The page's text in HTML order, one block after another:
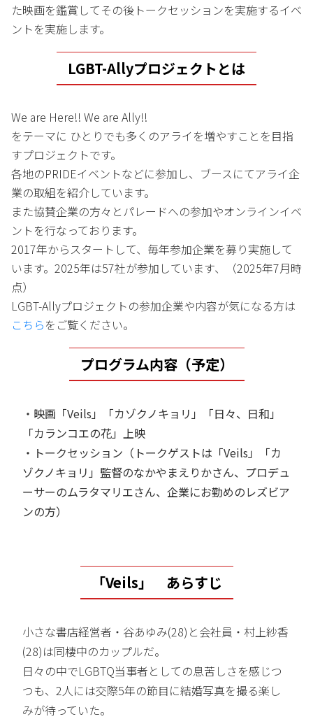
た映画を鑑賞してその後トークセッションを実施するイベ
ントを実施します。
LGBT-Allyプロジェクトとは
We are Here!! We are Ally!!
をテーマに ひとりでも多くのアライを増やすことを目指
すプロジェクトです。
各地のPRIDEイベントなどに参加し、ブースにてアライ企
業の取組を紹介しています。
また協賛企業の方々とパレードへの参加やオンラインイベ
ントを行なっております。
2017年からスタートして、毎年参加企業を募り実施して
います。2025年は57社が参加しています、（2025年7月時
点）
LGBT-Allyプロジェクトの参加企業や内容が気になる方は
こちらをご覧ください。
プログラム内容（予定）
・映画「Veils」「カゾクノキョリ」「日々、日和」
「カランコエの花」上映
・トークセッション（トークゲストは「Veils」「カ
ゾクノキョリ」監督のなかやまえりかさん、プロデュ
ーサーのムラタマリエさん、企業にお勤めのレズビア
ンの方）
「Veils」 あらすじ
小さな書店経営者・谷あゆみ(28)と会社員・村上紗香
(28)は同棲中のカップルだ。
日々の中でLGBTQ当事者としての息苦しさを感じつ
つも、2人には交際5年の節目に結婚写真を撮る楽し
みが待っていた。